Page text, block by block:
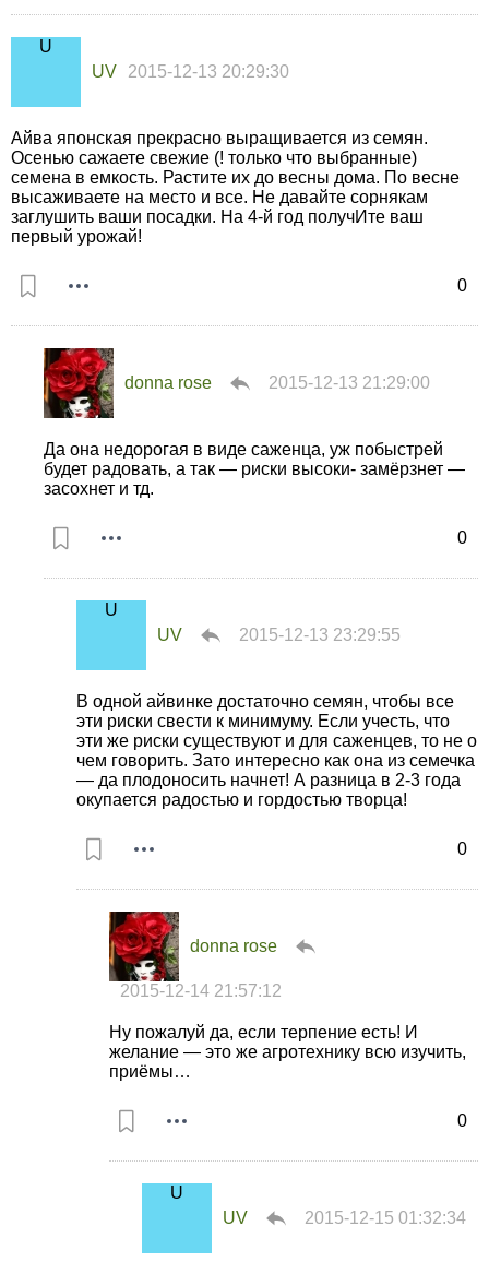
UV 2015-12-13 20:29:30
0
Айва японская прекрасно выращивается из семян.
Осенью сажаете свежие (! только что выбранные)
семена в емкость. Растите их до весны дома. По весне
высаживаете на место и все. Не давайте сорнякам
заглушить ваши посадки. На 4-й год получИте ваш
первый урожай!
donna rose 2015-12-13 21:29:00
0
Да она недорогая в виде саженца, уж побыстрей
будет радовать, а так — риски высоки- замёрзнет —
засохнет и тд.
UV 2015-12-13 23:29:55
0
В одной айвинке достаточно семян, чтобы все
эти риски свести к минимуму. Если учесть, что
эти же риски существуют и для саженцев, то не о
чем говорить. Зато интересно как она из семечка
— да плодоносить начнет! А разница в 2-3 года
окупается радостью и гордостью творца!
donna rose
2015-12-14 21:57:12
0
Ну пожалуй да, если терпение есть! И
желание — это же агротехнику всю изучить,
приёмы…
UV 2015-12-15 01:32:34